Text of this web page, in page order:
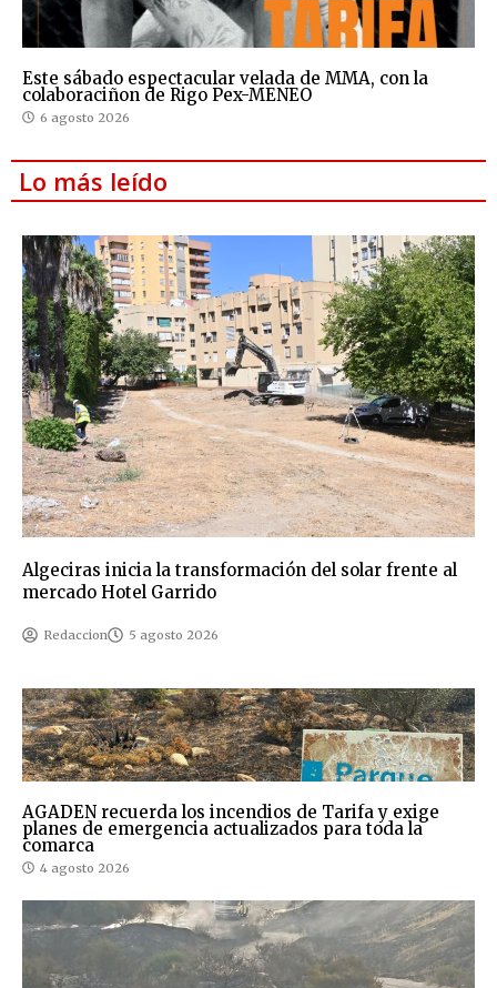
Este sábado espectacular velada de MMA, con la
colaboraciñon de Rigo Pex-MENEO
6 agosto 2026
Lo más leído
Algeciras inicia la transformación del solar frente al
mercado Hotel Garrido
Redaccion 5 agosto 2026
AGADEN recuerda los incendios de Tarifa y exige
planes de emergencia actualizados para toda la
comarca
4 agosto 2026